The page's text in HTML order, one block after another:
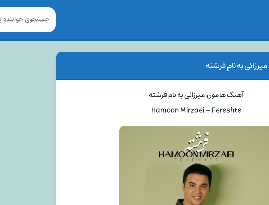
به نام فرشته
آهنگ هامون میرزائی به نام فرشته
Hamoon Mirzaei – Fereshte